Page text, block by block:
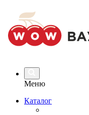
Меню
Каталог